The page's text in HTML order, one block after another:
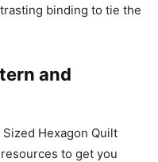
binding to tie the
and
Hexagon Quilt
to get you